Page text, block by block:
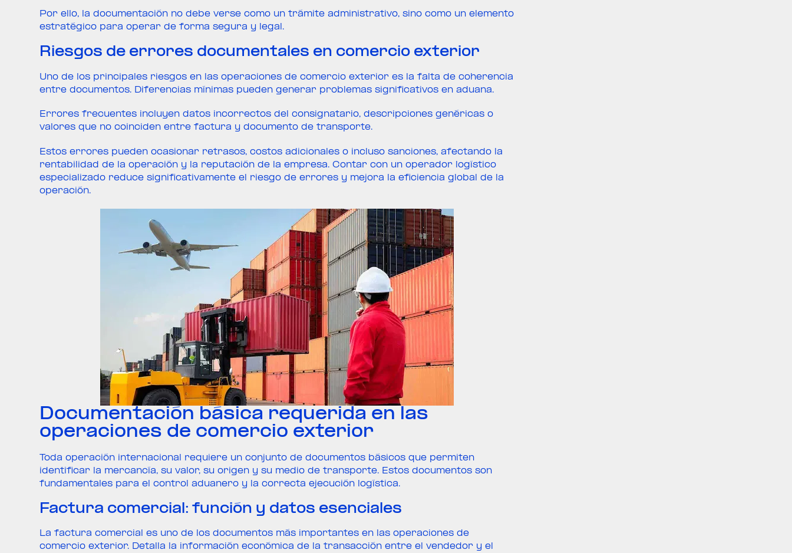
Por ello, la documentación no debe verse como un trámite administrativo, sino como un elemento
estratégico para operar de forma segura y legal.
Riesgos de errores documentales en comercio exterior
Uno de los principales riesgos en las operaciones de comercio exterior es la falta de coherencia
entre documentos. Diferencias mínimas pueden generar problemas significativos en aduana.
Errores frecuentes incluyen datos incorrectos del consignatario, descripciones genéricas o
valores que no coinciden entre factura y documento de transporte.
Estos errores pueden ocasionar retrasos, costos adicionales o incluso sanciones, afectando la
rentabilidad de la operación y la reputación de la empresa. Contar con un operador logístico
especializado reduce significativamente el riesgo de errores y mejora la eficiencia global de la
operación.
Documentación básica requerida en las
operaciones de comercio exterior
Toda operación internacional requiere un conjunto de documentos básicos que permiten
identificar la mercancía, su valor, su origen y su medio de transporte. Estos documentos son
fundamentales para el control aduanero y la correcta ejecución logística.
Factura comercial: función y datos esenciales
La factura comercial es uno de los documentos más importantes en las operaciones de
comercio exterior. Detalla la información económica de la transacción entre el vendedor y el